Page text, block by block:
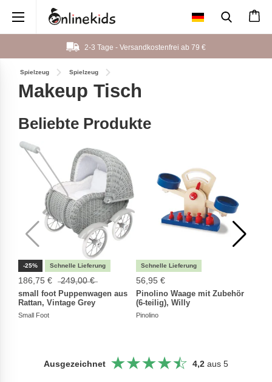
2-3 Tage - Versandkostenfrei ab 79 €
Spielzeug Spielzeug
Makeup Tisch
Beliebte Produkte
-25%
186,75 € 249,00 €
small foot Puppenwagen aus
Rattan, Vintage Grey
Small Foot
56,95 €
Pinolino Waage mit Zubehör
(6-teilig), Willy
Pinolino
Ausgezeichnet 4,2 aus 5